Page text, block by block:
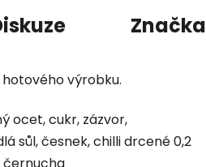
Značka
hotového výrobku.
ocet, cukr, zázvor,
sůl, česnek, chilli drcené 0,2
černucha